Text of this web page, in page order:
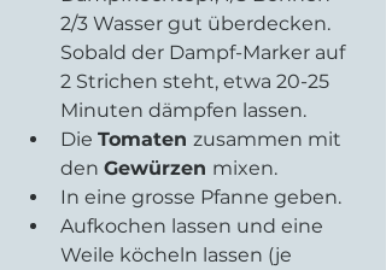
2/3 Wasser gut überdecken.
Sobald der Dampf-Marker auf
2 Strichen steht, etwa 20-25
Minuten dämpfen lassen.
Die Tomaten zusammen mit
den Gewürzen mixen.
In eine grosse Pfanne geben.
Aufkochen lassen und eine
Weile köcheln lassen (je